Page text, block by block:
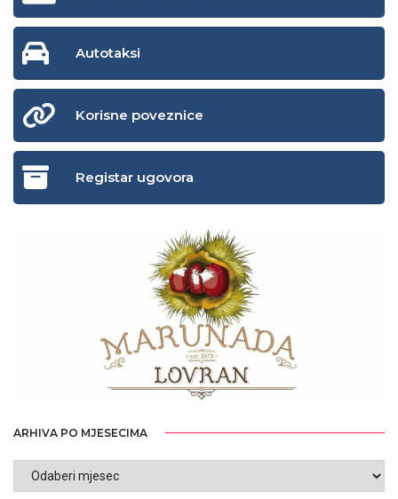
Autotaksi
Korisne poveznice
Registar ugovora
ARHIVA PO MJESECIMA
ARHIVA
PO